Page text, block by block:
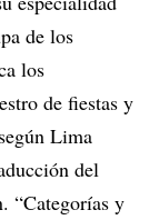
de los
los
de fiestas y
Lima
del
“Categorías y